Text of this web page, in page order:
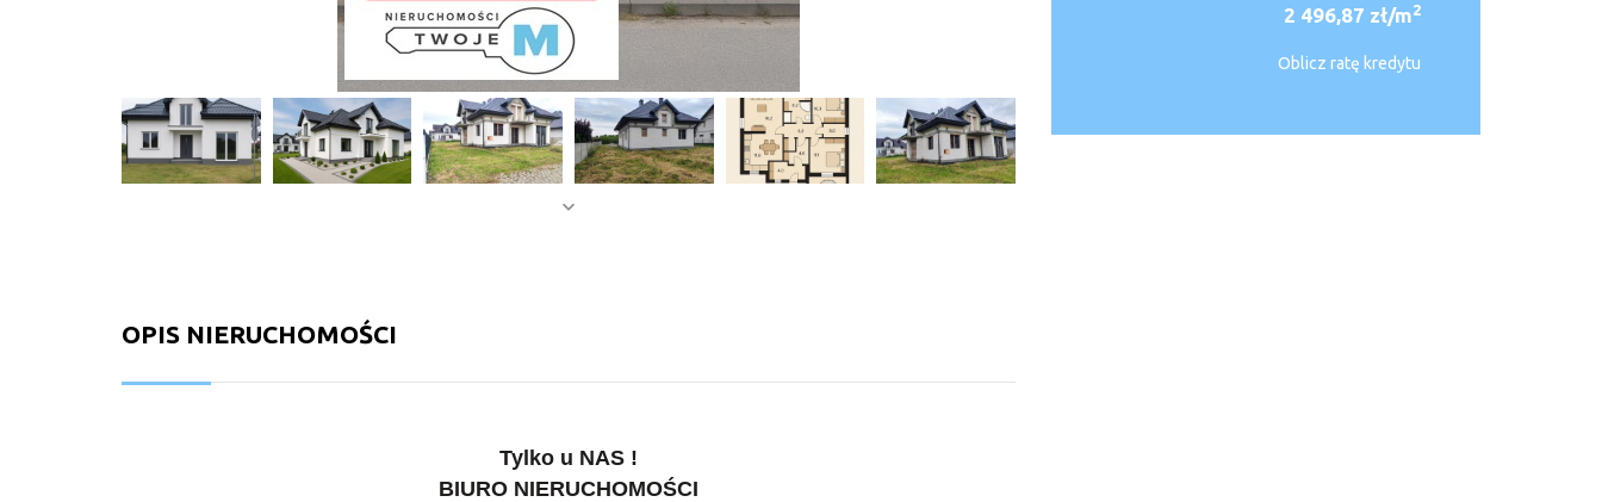
2 496,87 zł/m2
Oblicz ratę kredytu
OPIS NIERUCHOMOŚCI
Tylko u NAS !
BIURO NIERUCHOMOŚCI